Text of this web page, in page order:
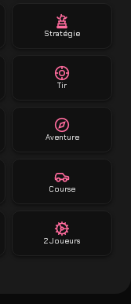
Stratégie
Tir
Aventure
Course
2 Joueurs